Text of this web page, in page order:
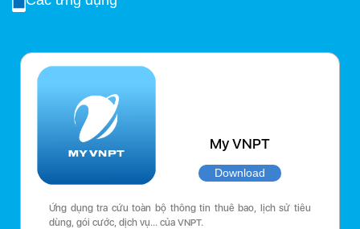
My VNPT
Download
Ứng dụng tra cứu toàn bộ thông tin thuê bao, lịch sử tiêu
dùng, gói cước, dịch vụ… của VNPT.